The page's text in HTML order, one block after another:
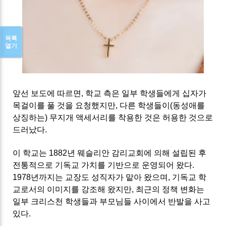
앞선 보도에 따르면, 학교 측은 일부 학생들에게 십자가
목걸이를 풀 것을 요청했지만, 다른 학생들이(동성애를
상징하는) 무지개 액세서리를 착용한 것은 허용한 것으로
드러났다.
이 학교는 1882년 웨슬리안 감리교회에 의해 설립된 후
전통적으로 기독교 가치를 기반으로 운영되어 왔다.
1978년까지는 교장도 성직자가 맡아 왔으며, 기독교 학
교로서의 이미지를 강조해 왔지만, 최근의 정책 변화는
일부 크리스천 학생들과 부모님들 사이에서 반발을 사고
있다.
목록
열기